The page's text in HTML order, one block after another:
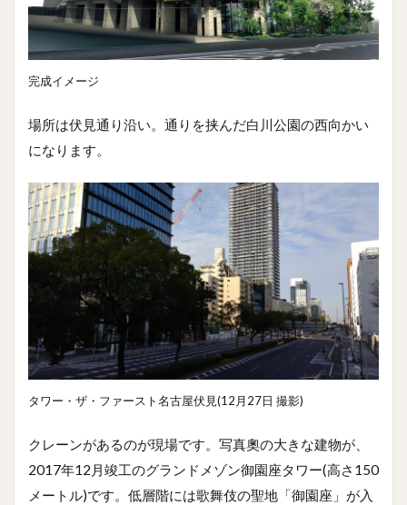
完成イメージ
場所は伏見通り沿い。通りを挟んだ白川公園の西向かい
になります。
タワー・ザ・ファースト名古屋伏見(12月27日 撮影)
クレーンがあるのが現場です。写真奧の大きな建物が、
2017年12月竣工のグランドメゾン御園座タワー(高さ150
メートル)です。低層階には歌舞伎の聖地「御園座」が入